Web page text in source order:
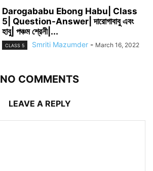
Darogababu Ebong Habu| Class
5| Question-Answer| দারোগাবাবু এবং
হাবু| পঞ্চম শ্রেনী|...
CLASS 5 Smriti Mazumder - March 16, 2022
NO COMMENTS
LEAVE A REPLY